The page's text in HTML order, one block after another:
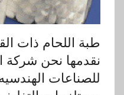
طبة اللحام ذات
نقدمها نحن
للصناعات